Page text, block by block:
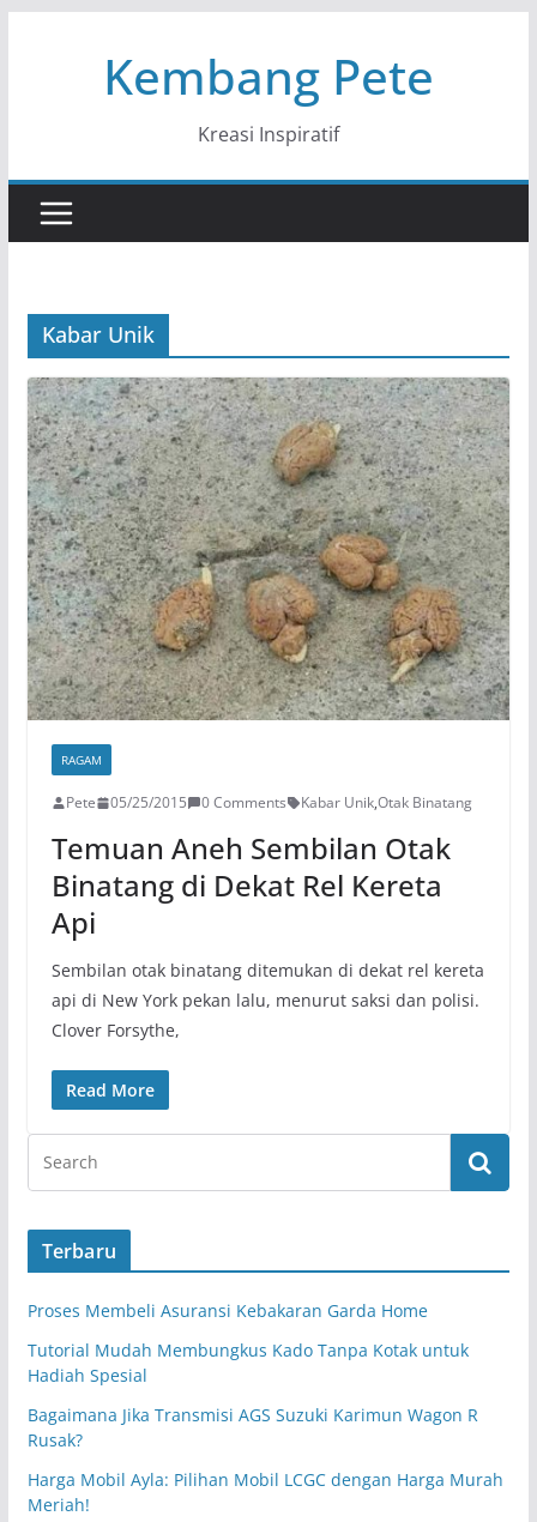
Kembang Pete
Kreasi Inspiratif
Kabar Unik
RAGAM
Pete 05/25/2015 0 Comments Kabar Unik,Otak Binatang
Temuan Aneh Sembilan Otak
Binatang di Dekat Rel Kereta
Api
Sembilan otak binatang ditemukan di dekat rel kereta
api di New York pekan lalu, menurut saksi dan polisi.
Clover Forsythe,
Read More
Terbaru
Proses Membeli Asuransi Kebakaran Garda Home
Tutorial Mudah Membungkus Kado Tanpa Kotak untuk
Hadiah Spesial
Bagaimana Jika Transmisi AGS Suzuki Karimun Wagon R
Rusak?
Harga Mobil Ayla: Pilihan Mobil LCGC dengan Harga Murah
Meriah!